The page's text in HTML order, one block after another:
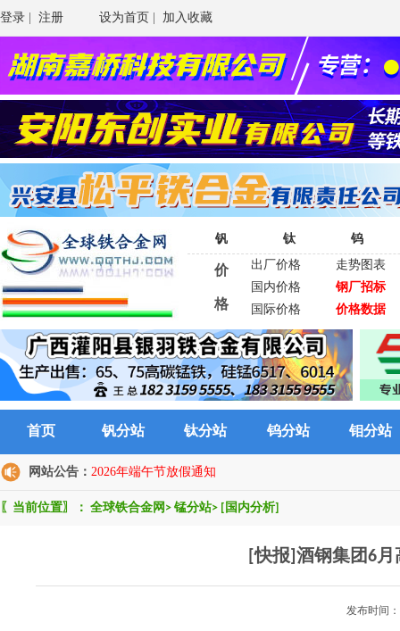
登录 注册 设为首页 加入收藏
钒 钛 钨
价
格
出厂价格
走势图表
国内价格
钢厂招标
国际价格
价格数据
首页 钒分站 钛分站 钨分站 钼分站
网站公告： 2026年端午节放假通知
〖当前位置〗： 全球铁合金网 > 锰分站> [国内分析]
[快报]酒钢集团6
发布时间